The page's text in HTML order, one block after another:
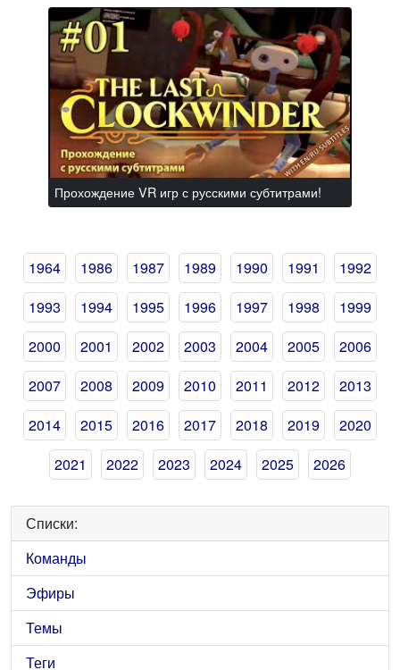
Прохождение VR игр с русскими субтитрами!
1964 1986 1987 1989 1990 1991
1992
1993
1994 1995 1996 1997 1998
1999
2000
2001 2002 2003 2004 2005
2006
2007
2008 2009 2010 2011 2012
2013
2014
2015 2016 2017 2018 2019
2020
2021
2022 2023 2024 2025 2026
Списки:
Команды
Эфиры
Темы
Теги